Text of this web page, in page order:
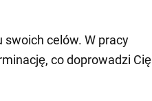
swoich celów. W pracy
co doprowadzi Cię